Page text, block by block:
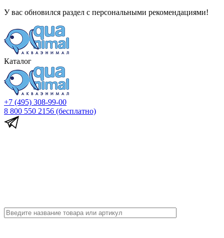
У вас обновился раздел с персональными рекомендациями!
Каталог
+7 (495) 308-99-00
8 800 550 2156 (бесплатно)